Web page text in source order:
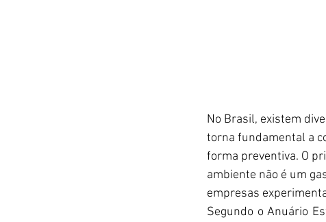
No Brasil, existem
torna fundamental a
forma preventiva. O
ambiente não é um
empresas
Segundo o Anuário